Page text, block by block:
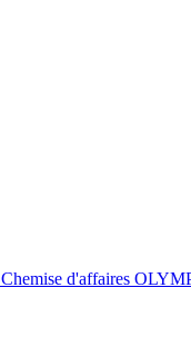
Chemise d'affaires